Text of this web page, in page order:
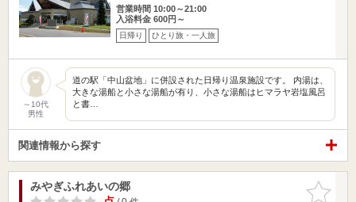
営業時間 10:00～21:00
入浴料金 600円～
日帰り ひとり旅・一人旅
～10代
男性
道の駅「中山盆地」に併設された日帰り温泉施設です。 内湯は、
大きな湯船と小さな湯船が有り、小さな湯船はヒマラヤ岩塩風呂
と書…
関連情報から探す
お気に入
りに追加
みやぎふれあいの郷